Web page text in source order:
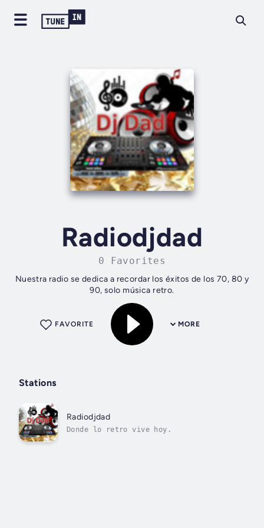
Radiodjdad
0 Favorites
Nuestra radio se dedica a recordar los éxitos de los 70, 80 y
90, solo música retro.
MORE
FAVORITE
Stations
Radiodjdad
Donde lo retro vive hoy.